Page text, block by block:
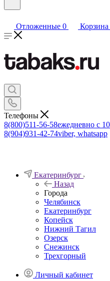
Отложенные 0 Корзина
Телефоны
8(800)511-56-58ежедневно с
8(904)931-42-74viber, whatsapp
Екатеринбург
Назад
Города
Челябинск
Екатеринбург
Копейск
Нижний Тагил
Озерск
Снежинск
Трехгорный
Личный кабинет